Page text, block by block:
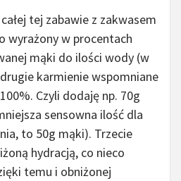
tej zabawie z zakwasem
wyrażony w procentach
mąki do ilości wody (w
karmienie wspomniane
Czyli dodaję np. 70g
sensowna ilość dla
to 50g mąki). Trzecie
hydracją, co nieco
temu i obniżonej